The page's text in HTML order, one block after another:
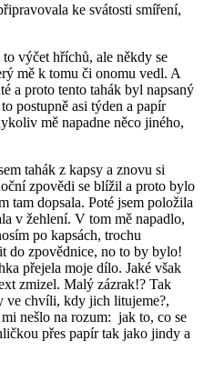
ke svátosti smíření,
výčet hříchů, ale někdy se
mě k tomu či onomu vedl. A
a proto tento tahák byl napsaný
postupně asi týden a papír
mě napadne něco jiného,
tahák z kapsy a znovu si
zpovědi se blížil a proto bylo
tam dopsala. Poté jsem položila
v žehlení. V tom mě napadlo,
po kapsách, trochu
do zpovědnice, no to by bylo!
přejela moje dílo. Jaké však
zmizel. Malý zázrak!? Tak
ve chvíli, kdy jich litujeme?,
nešlo na rozum: jak to, co se
přes papír tak jako jindy a